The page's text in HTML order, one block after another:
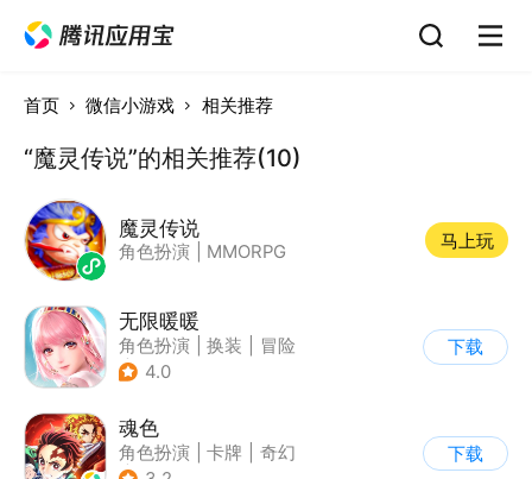
首页 微信小游戏 相关推荐
“魔灵传说”的相关推荐(10)
魔灵传说
角色扮演 MMORPG
马上玩
无限暖暖
角色扮演 换装
冒险
| 开放世界
4.0
下载
魂色
角色扮演 卡牌
奇幻
下载